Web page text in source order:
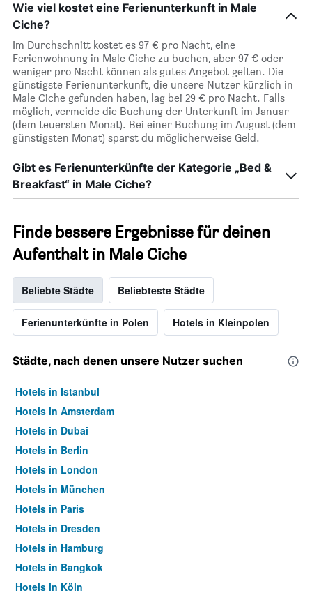
Wie viel kostet eine Ferienunterkunft in Male
Ciche?
Im Durchschnitt kostet es 97 € pro Nacht, eine
Ferienwohnung in Male Ciche zu buchen, aber 97 € oder
weniger pro Nacht können als gutes Angebot gelten. Die
günstigste Ferienunterkunft, die unsere Nutzer kürzlich in
Male Ciche gefunden haben, lag bei 29 € pro Nacht. Falls
möglich, vermeide die Buchung der Unterkunft im Januar
(dem teuersten Monat). Bei einer Buchung im August (dem
günstigsten Monat) sparst du möglicherweise Geld.
Gibt es Ferienunterkünfte der Kategorie „Bed &
Breakfast“ in Male Ciche?
Finde bessere Ergebnisse für deinen
Aufenthalt in Male Ciche
Beliebte Städte Beliebteste Städte
Ferienunterkünfte in Polen Hotels in Kleinpolen
Städte, nach denen unsere Nutzer suchen
Hotels in Istanbul
Hotels in Amsterdam
Hotels in Dubai
Hotels in Berlin
Hotels in London
Hotels in München
Hotels in Paris
Hotels in Dresden
Hotels in Hamburg
Hotels in Bangkok
Hotels in Köln